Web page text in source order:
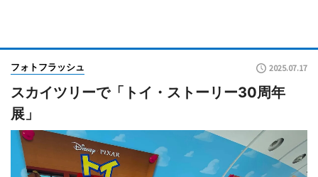
フォトフラッシュ 2025.07.17
スカイツリーで「トイ・ストーリー30周年
展」